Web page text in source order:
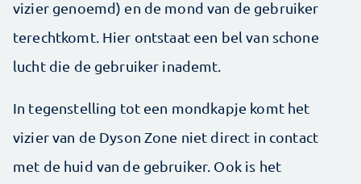
vizier genoemd) en de mond van de gebruiker
terechtkomt. Hier ontstaat een bel van schone
lucht die de gebruiker inademt.
In tegenstelling tot een mondkapje komt het
vizier van de Dyson Zone niet direct in contact
met de huid van de gebruiker. Ook is het